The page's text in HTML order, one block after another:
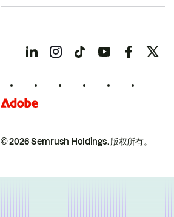
© 2026 Semrush Holdings.版权所有。